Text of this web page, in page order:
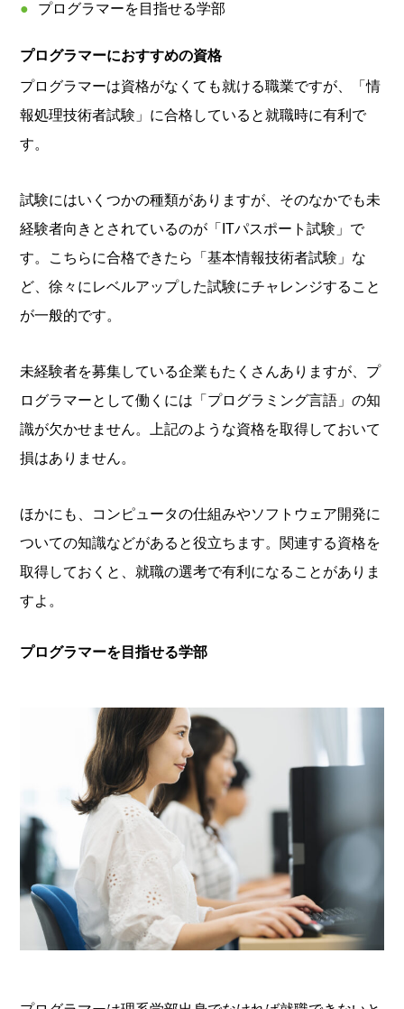
プログラマーを目指せる学部
プログラマーにおすすめの資格
プログラマーは資格がなくても就ける職業ですが、「情
報処理技術者試験」に合格していると就職時に有利で
す。
試験にはいくつかの種類がありますが、そのなかでも未
経験者向きとされているのが「ITパスポート試験」で
す。こちらに合格できたら「基本情報技術者試験」な
ど、徐々にレベルアップした試験にチャレンジすること
が一般的です。
未経験者を募集している企業もたくさんありますが、プ
ログラマーとして働くには「プログラミング言語」の知
識が欠かせません。上記のような資格を取得しておいて
損はありません。
ほかにも、コンピュータの仕組みやソフトウェア開発に
ついての知識などがあると役立ちます。関連する資格を
取得しておくと、就職の選考で有利になることがありま
すよ。
プログラマーを目指せる学部